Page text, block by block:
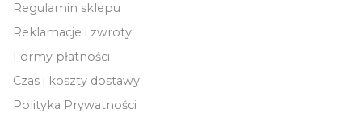
Regulamin sklepu
Reklamacje i zwroty
Formy płatności
Czas i koszty dostawy
Polityka Prywatności